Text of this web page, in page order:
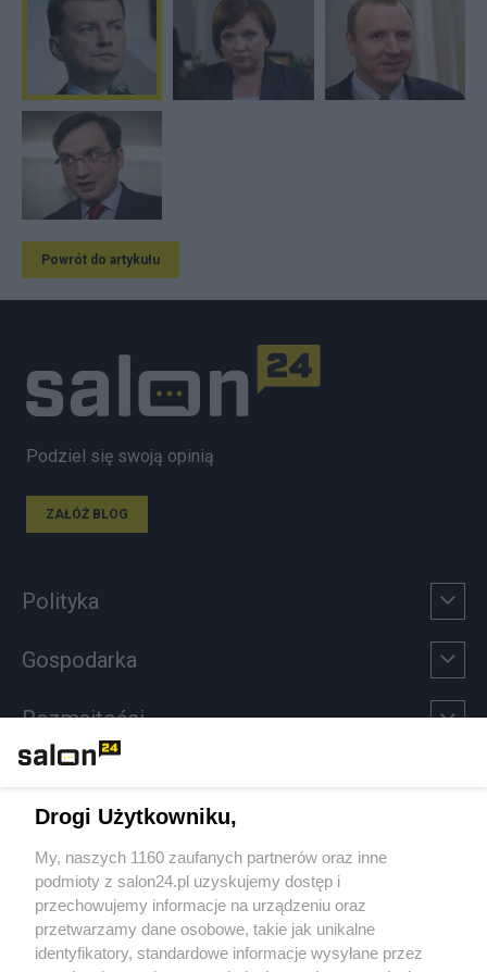
Powrót do artykułu
Podziel się swoją opinią
ZAŁÓŻ BLOG
Polityka
Gospodarka
Rozmaitości
Sport
Społeczeństwo
Kultura
Drogi Użytkowniku,
My, naszych 1160 zaufanych partnerów oraz inne
podmioty z salon24.pl uzyskujemy dostęp i
przechowujemy informacje na urządzeniu oraz
przetwarzamy dane osobowe, takie jak unikalne
identyfikatory, standardowe informacje wysyłane przez